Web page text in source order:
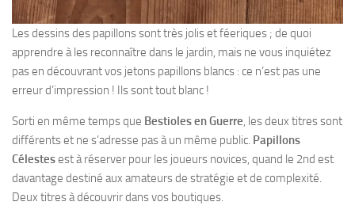
Les dessins des papillons sont très jolis et féeriques ; de quoi
apprendre à les reconnaître dans le jardin, mais ne vous inquiétez
pas en découvrant vos jetons papillons blancs : ce n’est pas une
erreur d’impression ! Ils sont tout blanc !
Sorti en même temps que Bestioles en Guerre, les deux titres sont
différents et ne s’adresse pas à un même public. Papillons
Célestesest à réserver pour les joueurs novices, quand le 2nd est
davantage destiné aux amateurs de stratégie et de complexité.
Deux titres à découvrir dans vos boutiques.